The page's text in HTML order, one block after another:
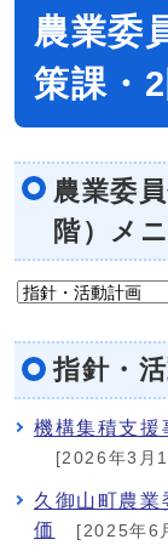
農業委
策課・2
農業委
階）メ
指針・
機構集積支援
[2026年3月
久御山町農業
価
[2025年6